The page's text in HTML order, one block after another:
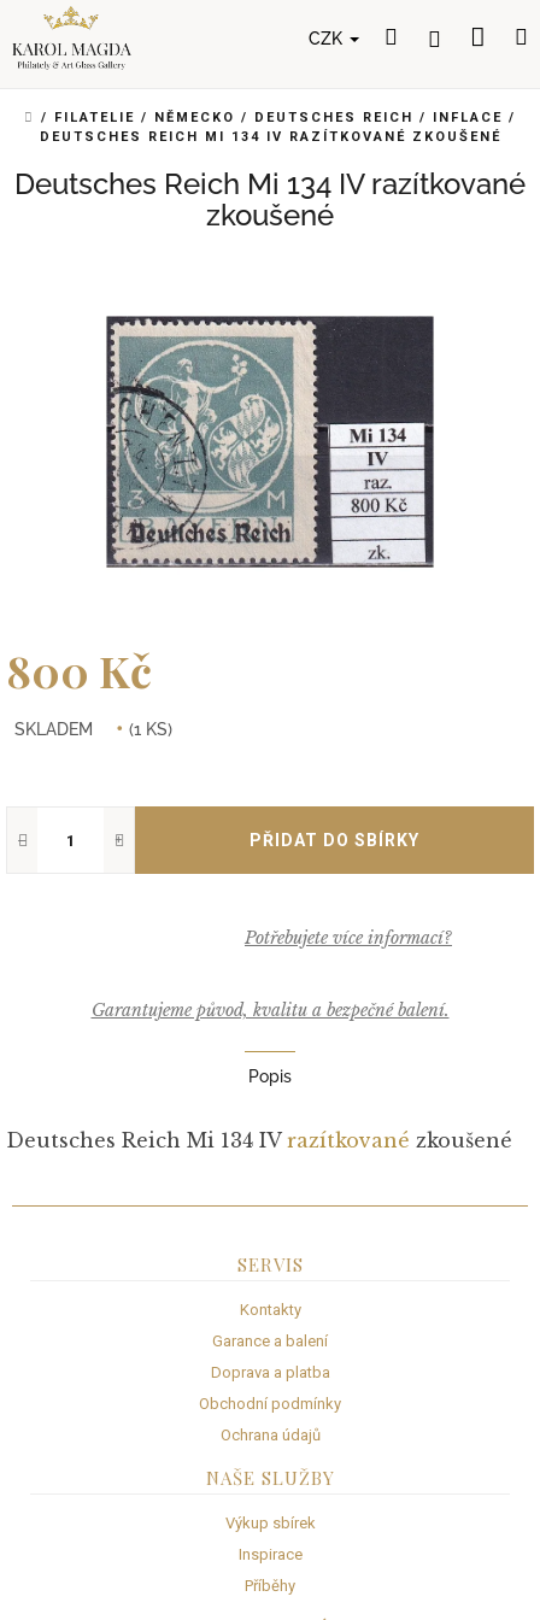
obsah
CZK HledatPřihlášení
DOMŮ
/ FILATELIE / NĚMECKO / DEUTSCHES REICH / INFLACE /
DEUTSCHES REICH MI 134 IV RAZÍTKOVANÉ ZKOUŠENÉ
Deutsches Reich Mi 134 IV razítkované
zkoušené
800 Kč
cena:
SKLADEM (1 KS)
+
−
Garantujeme původ, kvalitu a bezpečné balení.
Popis
Deutsches Reich Mi 134 IV razítkované zkoušené
SERVIS
Kontakty
Garance a balení
Doprava a platba
Obchodní podmínky
Ochrana údajů
NAŠE SLUŽBY
Výkup sbírek
Inspirace
Příběhy